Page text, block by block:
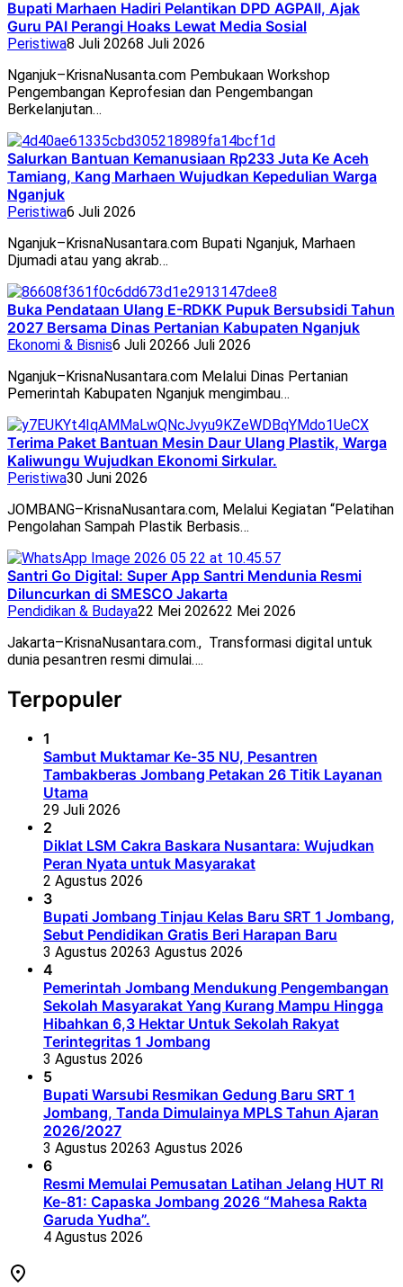
Bupati Marhaen Hadiri Pelantikan DPD AGPAII, Ajak
Guru PAI Perangi Hoaks Lewat Media Sosial
Peristiwa8 Juli 20268 Juli 2026
Nganjuk–KrisnaNusanta.com Pembukaan Workshop
Pengembangan Keprofesian dan Pengembangan
Berkelanjutan…
Salurkan Bantuan Kemanusiaan Rp233 Juta Ke Aceh
Tamiang, Kang Marhaen Wujudkan Kepedulian Warga
Nganjuk
Peristiwa6 Juli 2026
Nganjuk–KrisnaNusantara.com Bupati Nganjuk, Marhaen
Djumadi atau yang akrab…
Buka Pendataan Ulang E-RDKK Pupuk Bersubsidi Tahun
2027 Bersama Dinas Pertanian Kabupaten Nganjuk
Ekonomi & Bisnis6 Juli 20266 Juli 2026
Nganjuk–KrisnaNusantara.com Melalui Dinas Pertanian
Pemerintah Kabupaten Nganjuk mengimbau…
Terima Paket Bantuan Mesin Daur Ulang Plastik, Warga
Kaliwungu Wujudkan Ekonomi Sirkular.
Peristiwa30 Juni 2026
JOMBANG–KrisnaNusantara.com, Melalui Kegiatan “Pelatihan
Pengolahan Sampah Plastik Berbasis…
Santri Go Digital: Super App Santri Mendunia Resmi
Diluncurkan di SMESCO Jakarta
Pendidikan & Budaya22 Mei 202622 Mei 2026
Jakarta–KrisnaNusantara.com., Transformasi digital untuk
dunia pesantren resmi dimulai….
Terpopuler
1
Sambut Muktamar Ke-35 NU, Pesantren
Tambakberas Jombang Petakan 26 Titik Layanan
Utama
29 Juli 2026
2
Diklat LSM Cakra Baskara Nusantara: Wujudkan
Peran Nyata untuk Masyarakat
2 Agustus 2026
3
Bupati Jombang Tinjau Kelas Baru SRT 1 Jombang,
Sebut Pendidikan Gratis Beri Harapan Baru
3 Agustus 20263 Agustus 2026
4
Pemerintah Jombang Mendukung Pengembangan
Sekolah Masyarakat Yang Kurang Mampu Hingga
Hibahkan 6,3 Hektar Untuk Sekolah Rakyat
Terintegritas 1 Jombang
3 Agustus 2026
5
Bupati Warsubi Resmikan Gedung Baru SRT 1
Jombang, Tanda Dimulainya MPLS Tahun Ajaran
2026/2027
3 Agustus 20263 Agustus 2026
6
Resmi Memulai Pemusatan Latihan Jelang HUT RI
Ke-81: Capaska Jombang 2026 “Mahesa Rakta
Garuda Yudha”.
4 Agustus 2026